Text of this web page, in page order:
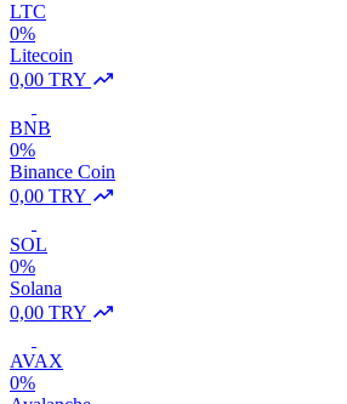
LTC
0%
Litecoin
0,00 TRY
BNB
0%
Binance Coin
0,00 TRY
SOL
0%
Solana
0,00 TRY
AVAX
0%